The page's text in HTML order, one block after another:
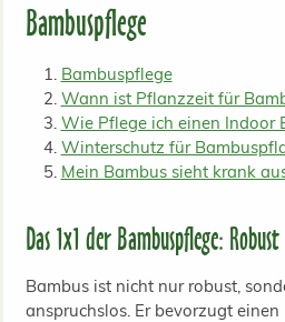
Bambuspflege
Bambuspflege
Wann ist Pflanzzeit für
Wie Pflege ich einen Indoor
Winterschutz für
Mein Bambus sieht krank
Das 1x1 der Bambuspflege:
Bambus ist nicht nur robust,
anspruchslos. Er bevorzugt